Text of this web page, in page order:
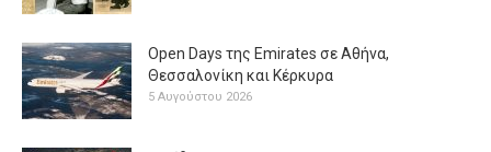
Open Days της Emirates σε Αθήνα,
Θεσσαλονίκη και Κέρκυρα
5 Αυγούστου 2026